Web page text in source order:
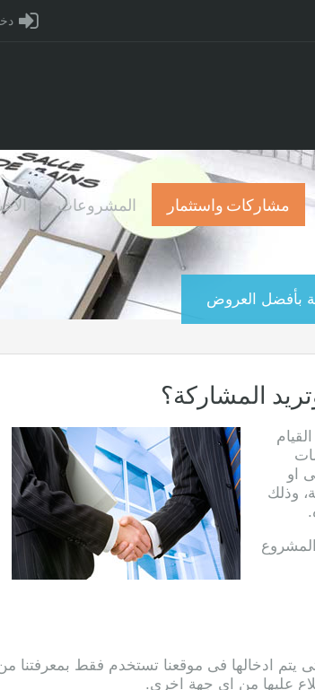
مشاركات واستثمار المشروعات
بأفضل العروض
المشاركة؟
او
وذلك
يتم ادخالها فى موقعنا تستخدم فقط بمعرفتنا
عليها من اى جهة اخرى.